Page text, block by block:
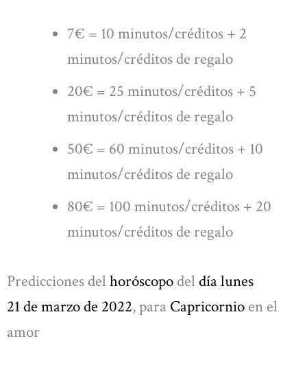
7€ = 10 minutos/créditos + 2
minutos/créditos de regalo
20€ = 25 minutos/créditos + 5
minutos/créditos de regalo
50€ = 60 minutos/créditos + 10
minutos/créditos de regalo
80€ = 100 minutos/créditos + 20
minutos/créditos de regalo
Predicciones del horóscopo del díalunes
21 de marzode 2022, para Capricornio en el
amor